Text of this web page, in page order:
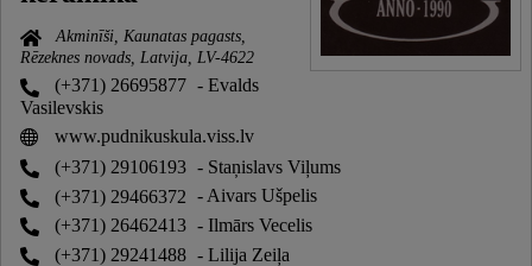
Akminīši, Kaunatas pagasts,
Rēzeknes novads, Latvija, LV-4622
(+371) 26695877 - Evalds
Vasilevskis
www.pudnikuskula.viss.lv
(+371) 29106193 - Staņislavs Viļums
(+371) 29466372 - Aivars Ušpelis
(+371) 26462413 - Ilmārs Vecelis
(+371) 29241488 - Lilija Zeiļa